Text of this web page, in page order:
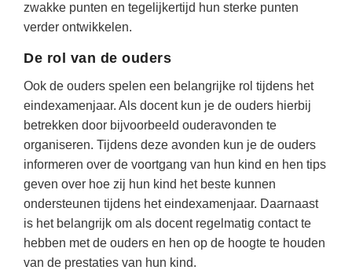
Huiswerkbegeleider zoeken
zwakke punten en tegelijkertijd hun sterke punten
verder ontwikkelen.
De rol van de ouders
Ook de ouders spelen een belangrijke rol tijdens het
eindexamenjaar. Als docent kun je de ouders hierbij
betrekken door bijvoorbeeld ouderavonden te
organiseren. Tijdens deze avonden kun je de ouders
informeren over de voortgang van hun kind en hen tips
geven over hoe zij hun kind het beste kunnen
ondersteunen tijdens het eindexamenjaar. Daarnaast
is het belangrijk om als docent regelmatig contact te
hebben met de ouders en hen op de hoogte te houden
van de prestaties van hun kind.